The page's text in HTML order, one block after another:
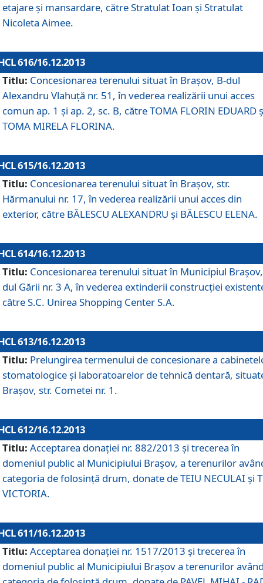
etajare şi mansardare, către Stratulat Ioan şi Stratulat
Nicoleta Aimee.
616/16.12.2013
Titlu: Concesionarea terenului situat în Braşov, B-dul
Alexandru Vlahuţă nr. 51, în vederea realizării unui acces
comun ap. 1 şi ap. 2, sc. B, către TOMA FLORIN EDUARD
TOMA MIRELA FLORINA.
615/16.12.2013
Titlu: Concesionarea terenului situat în Braşov, str.
Hărmanului nr. 17, în vederea realizării unui acces din
exterior, către BĂLESCU ALEXANDRU şi BĂLESCU ELENA.
614/16.12.2013
Titlu: Concesionarea terenului situat în Municipiul
dul Gării nr. 3 A, în vederea extinderii construcţiei
către S.C. Unirea Shopping Center S.A.
613/16.12.2013
Titlu: Prelungirea termenului de concesionare a
stomatologice şi laboratoarelor de tehnică dentară,
Braşov, str. Cometei nr. 1.
612/16.12.2013
Titlu: Acceptarea donaţiei nr. 882/2013 şi trecerea în
domeniul public al Municipiului Braşov, a terenurilor
categoria de folosinţă drum, donate de TEIU NECULAI şi
VICTORIA.
611/16.12.2013
Titlu: Acceptarea donaţiei nr. 1517/2013 şi trecerea în
domeniul public al Municipiului Braşov a terenurilor